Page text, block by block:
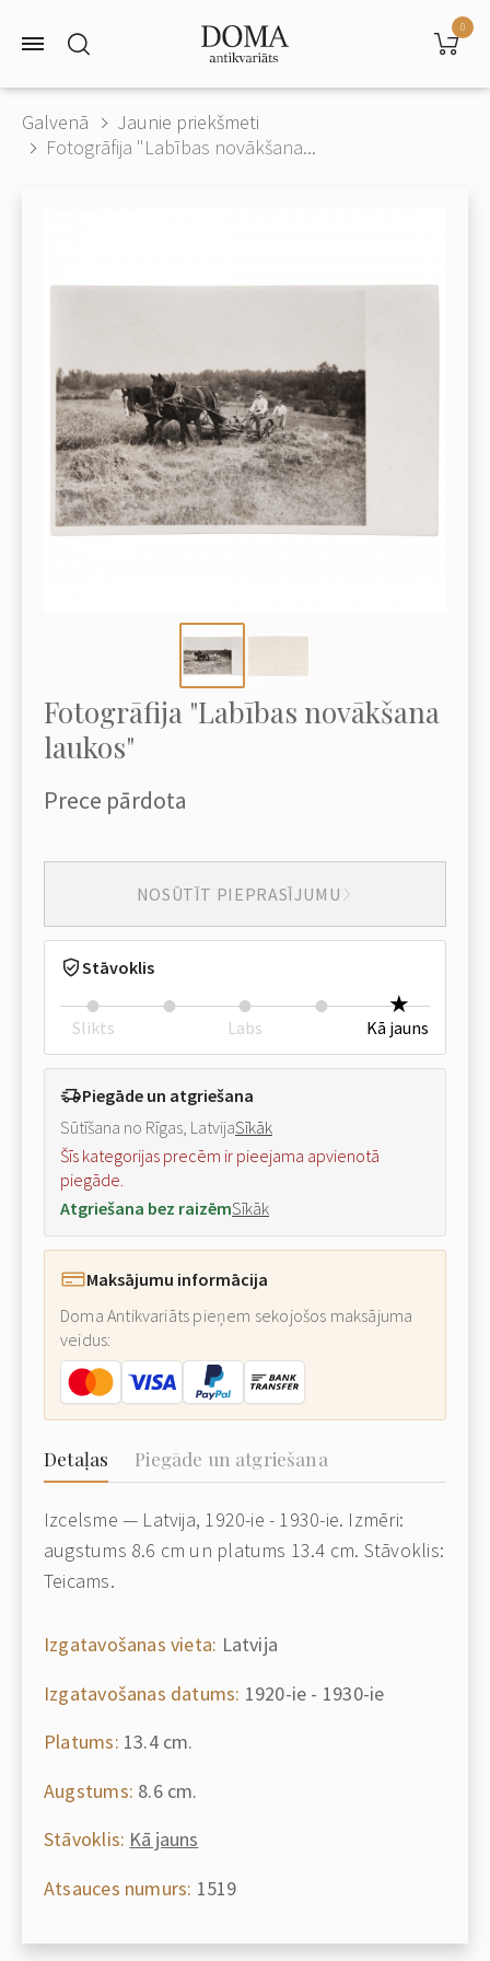
0
Galvenā
Jaunie priekšmeti
Fotogrāfija "Labības novākšana...
Fotogrāfija "Labības novākšana
laukos"
Prece pārdota
NOSŪTĪT PIEPRASĪJUMU
Stāvoklis
Slikts Labs Kā jauns
Piegāde un atgriešana
Sūtīšana no Rīgas, LatvijaSīkāk
Šīs kategorijas precēm ir pieejama apvienotā
piegāde.
Atgriešana bez raizēmSīkāk
Maksājumu informācija
Doma Antikvariāts pieņem sekojošos maksājuma
veidus:
Detaļas Piegāde un atgriešana
Izcelsme — Latvija, 1920-ie - 1930-ie. Izmēri:
augstums 8.6 cm un platums 13.4 cm. Stāvoklis:
Teicams.
Izgatavošanas vieta: Latvija
Izgatavošanas datums: 1920-ie - 1930-ie
Platums: 13.4 cm.
Augstums: 8.6 cm.
Stāvoklis: Kā jauns
Atsauces numurs: 1519